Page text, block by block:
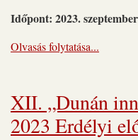
Időpont: 2023.
Olvasás folytatása...
XII. „Dunán
2023 Erdélyi